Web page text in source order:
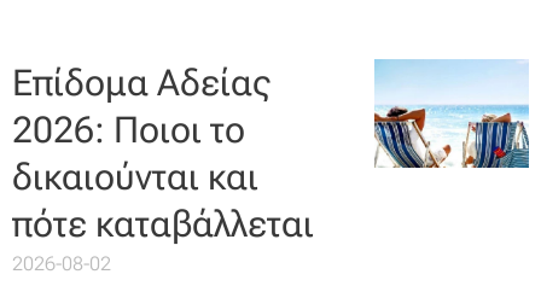
Επίδομα Αδείας
2026: Ποιοι το
δικαιούνται και
πότε καταβάλλεται
2026-08-02